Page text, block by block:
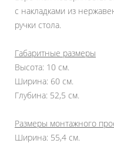
с накладками из
ручки стола.
Габаритные размеры
Высота: 10 см.
Ширина: 60 см.
Глубина: 52,5 см.
Размеры монтажного
Ширина: 55,4 см.